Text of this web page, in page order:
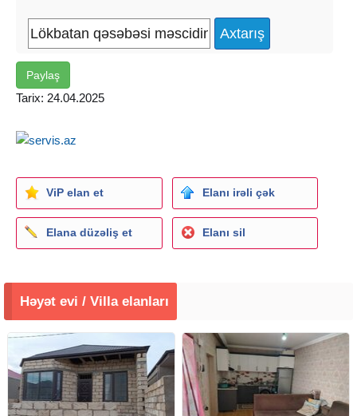
Paylaş
Tarix: 24.04.2025
ViP elan et Elanı irəli çək
Elana düzəliş et Elanı sil
Həyət evi / Villa elanları